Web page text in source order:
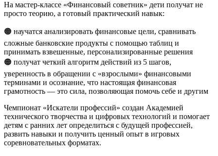
На мастер-классе «Финансовый советник» дети получат не
просто теорию, а готовый практический навык:
🟠 научатся анализировать финансовые цели, сравнивать
сложные банковские продукты с помощью таблиц и
принимать взвешенные, персонализированные решения
🟠 получат четкий алгоритм действий из 5 шагов,
уверенность в обращении с «взрослыми» финансовыми
терминами и осознание, что настоящая финансовая
грамотность — это сила, позволяющая помочь себе и другим
Чемпионат «Искатели профессий» создан Академией
технического творчества и цифровых технологий и помогает
детям с ранних лет определиться с будущей профессией,
развить навыки и получить ценный опыт в игровых
соревновательных форматах.